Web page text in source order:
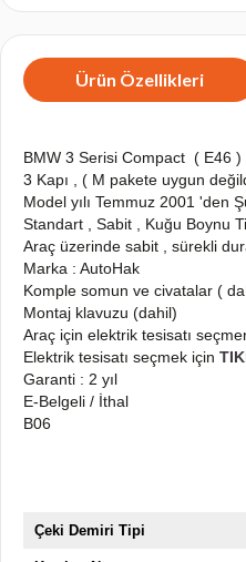
Ürün Özellikleri
BMW 3 Serisi Compact ( E46 )
3 Kapı , ( M pakete uygun
Model yılı Temmuz 2001 'den
Standart , Sabit , Kuğu Boynu
Araç üzerinde sabit , sürekli
Marka : AutoHak
Komple somun ve civatalar (
Montaj klavuzu (dahil)
Araç için elektrik tesisatı
Elektrik tesisatı seçmek için
Garanti : 2 yıl
E-Belgeli / İthal
B06
Çeki Demiri Tipi